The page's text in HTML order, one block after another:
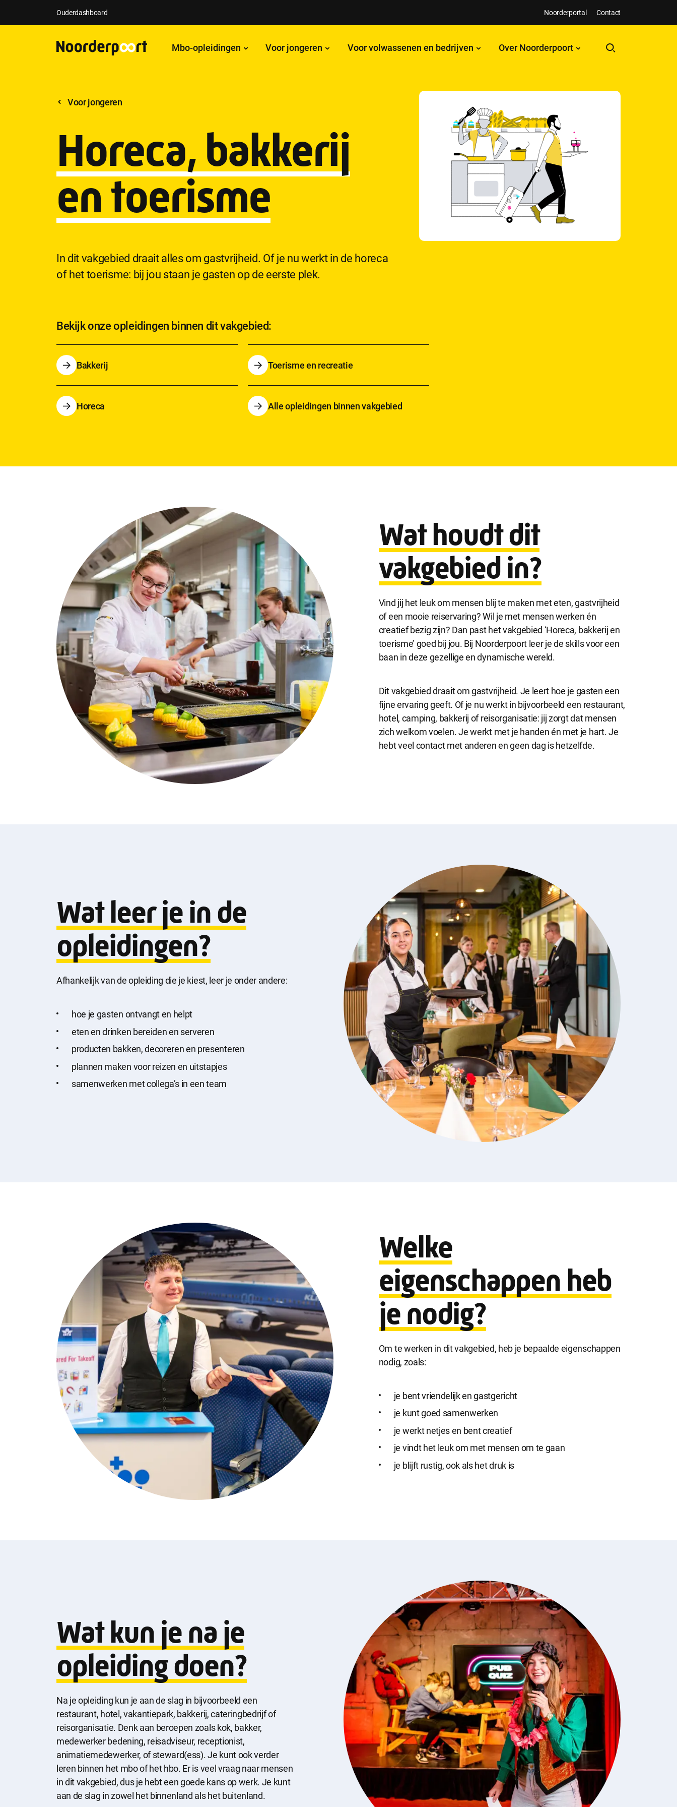
Sluit
dialog
Noodzakelijke cookies
Noodzakelijke cookies zijn noodzakelijk om de website te laten werken.
Functionele cookies
Functionele cookies hebben een functionele rol binnen de website. De cookies zorgen ervoor dat de
website goed functioneert.
Marketing cookies worden gebruikt om relevante advertenties te kunnen tonen op advertentieplatformen
zoals Facebook en Google. De cookies delen individuele gegevens over jouw surfgedrag op onze website.
Selectie accepteren Alle cookies accepteren
Ouderdashboard Noorderportal Contact
Mbo-opleidingen Voor jongeren Voor volwassenen en bedrijven Over Noorderpoort
Voor jongeren
Horeca, bakkerij
en toerisme
In dit vakgebied draait alles om gastvrijheid. Of je nu werkt in de horeca
of het toerisme: bij jou staan je gasten op de eerste plek.
Bekijk onze opleidingen binnen dit vakgebied:
Bakkerij
Horeca
Toerisme en recreatie
Alle opleidingen binnen vakgebied
Wat houdt dit
vakgebied in?
Vind jij het leuk om mensen blij te maken met eten, gastvrijheid
of een mooie reiservaring? Wil je met mensen werken én
creatief bezig zijn? Dan past het vakgebied ‘Horeca, bakkerij en
toerisme’ goed bij jou. Bij Noorderpoort leer je de skills voor een
baan in deze gezellige en dynamische wereld.
Dit vakgebied draait om gastvrijheid. Je leert hoe je gasten een
fijne ervaring geeft. Of je nu werkt in bijvoorbeeld een restaurant,
hotel, camping, bakkerij of reisorganisatie: jij zorgt dat mensen
zich welkom voelen. Je werkt met je handen én met je hart. Je
hebt veel contact met anderen en geen dag is hetzelfde.
Wat leer je in de
opleidingen?
Afhankelijk van de opleiding die je kiest, leer je onder andere:
hoe je gasten ontvangt en helpt
eten en drinken bereiden en serveren
producten bakken, decoreren en presenteren
plannen maken voor reizen en uitstapjes
samenwerken met collega’s in een team
Welke
eigenschappen heb
je nodig?
Om te werken in dit vakgebied, heb je bepaalde eigenschappen
nodig, zoals:
je bent vriendelijk en gastgericht
je kunt goed samenwerken
je werkt netjes en bent creatief
je vindt het leuk om met mensen om te gaan
je blijft rustig, ook als het druk is
Wat kun je na je
opleiding doen?
Na je opleiding kun je aan de slag in bijvoorbeeld een
restaurant, hotel, vakantiepark, bakkerij, cateringbedrijf of
reisorganisatie. Denk aan beroepen zoals kok, bakker,
medewerker bedening, reisadviseur, receptionist,
animatiemedewerker, of steward(ess). Je kunt ook verder
leren binnen het mbo of het hbo. Er is veel vraag naar mensen
in dit vakgebied, dus je hebt een goede kans op werk. Je kunt
aan de slag in zowel het binnenland als het buitenland.